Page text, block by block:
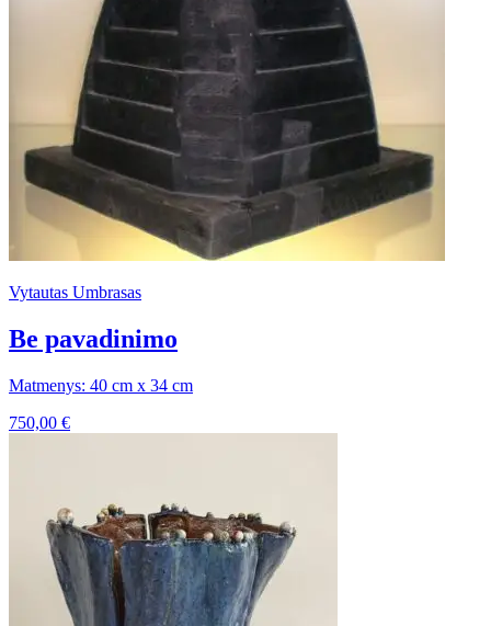
Vytautas Umbrasas
Be pavadinimo
Matmenys: 40 cm x 34 cm
750,00 €